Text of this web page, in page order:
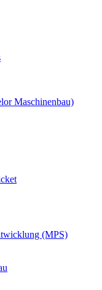
Maschinenbau)
(MPS)